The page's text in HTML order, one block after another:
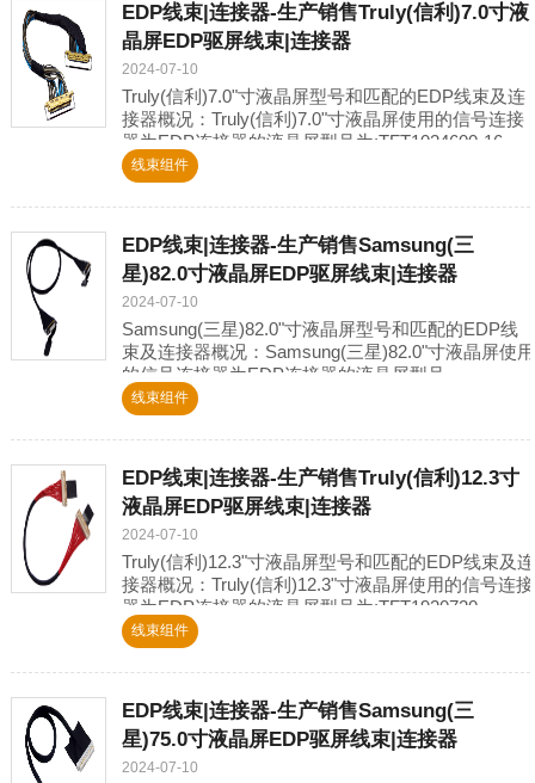
EDP线束|连接器-生产销售Truly(信利)7.0寸液
晶屏EDP驱屏线束|连接器
2024-07-10
Truly(信利)7.0"寸液晶屏型号和匹配的EDP线束及连
接器概况：Truly(信利)7.0"寸液晶屏使用的信号连接
器为EDP连接器的液晶屏型号为:TFT1024600-16-
E,TFT128080
线束组件
EDP线束|连接器-生产销售Samsung(三
星)82.0寸液晶屏EDP驱屏线束|连接器
2024-07-10
Samsung(三星)82.0"寸液晶屏型号和匹配的EDP线
束及连接器概况：Samsung(三星)82.0"寸液晶屏使用
的信号连接器为EDP连接器的液晶屏型号
为:LTI820HT-L01,LTI820
线束组件
EDP线束|连接器-生产销售Truly(信利)12.3寸
液晶屏EDP驱屏线束|连接器
2024-07-10
Truly(信利)12.3"寸液晶屏型号和匹配的EDP线束及连
接器概况：Truly(信利)12.3"寸液晶屏使用的信号连接
器为EDP连接器的液晶屏型号为:TFT1920720-
1,TFT1920720
线束组件
EDP线束|连接器-生产销售Samsung(三
星)75.0寸液晶屏EDP驱屏线束|连接器
2024-07-10